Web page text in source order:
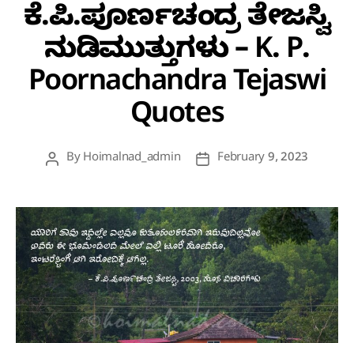
ಕೆ.ಪಿ.ಪೂರ್ಣಚಂದ್ರ ತೇಜಸ್ವಿ
ನುಡಿಮುತ್ತುಗಳು – K. P.
Poornachandra Tejaswi
Quotes
PostBy Hoimalnad_admin
PostFebruary 9, 2023